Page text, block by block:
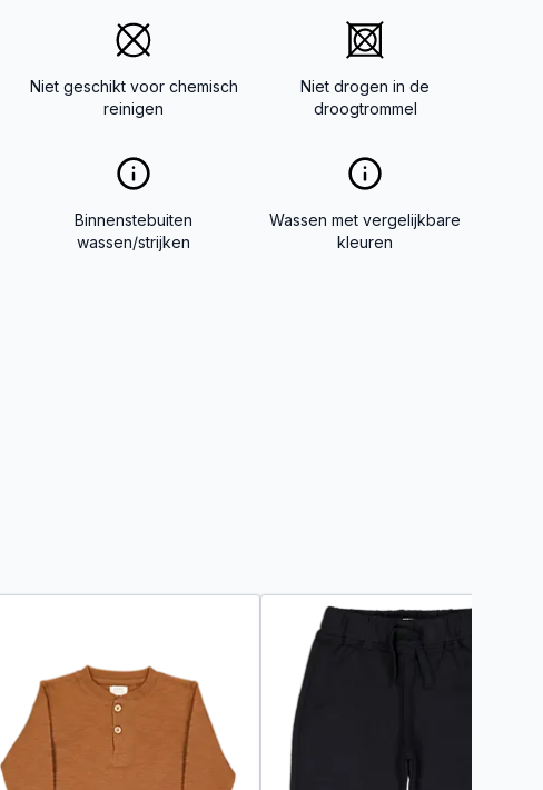
Niet geschikt voor chemisch
reinigen
Niet drogen in de
droogtrommel
Binnenstebuiten
wassen/strijken
Wassen met vergelijkbare
kleuren